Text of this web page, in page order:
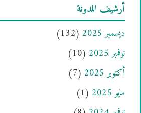
أرشيف المدونة
ديسمبر 2025
(132)
نوفمبر 2025
(10)
أكتوبر 2025
(7)
مايو 2025
(1)